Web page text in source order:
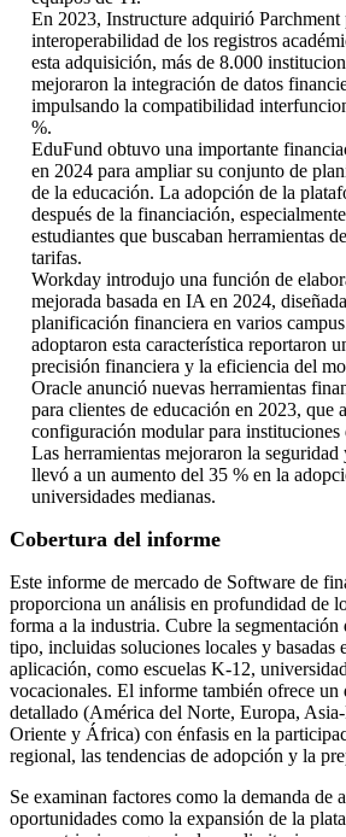
En 2023, Instructure adquirió Parchment
interoperabilidad de los registros
esta adquisición, más de 8.000
mejoraron la integración de datos
impulsando la compatibilidad
%.
EduFund obtuvo una importante
en 2024 para ampliar su conjunto de
de la educación. La adopción de la
después de la financiación,
estudiantes que buscaban herramientas
tarifas.
Workday introdujo una función de
mejorada basada en IA en 2024,
planificación financiera en varios
adoptaron esta característica reportaron
precisión financiera y la eficiencia del
Oracle anunció nuevas herramientas
para clientes de educación en 2023, que
configuración modular para instituciones
Las herramientas mejoraron la
llevó a un aumento del 35 % en la
universidades medianas.
Cobertura del informe
Este informe de mercado de Software de
proporciona un análisis en profundidad de
forma a la industria. Cubre la
tipo, incluidas soluciones locales y basadas
aplicación, como escuelas K-12,
vocacionales. El informe también ofrece un
detallado (América del Norte, Europa,
Oriente y África) con énfasis en la
regional, las tendencias de adopción y la
Se examinan factores como la demanda de
oportunidades como la expansión de la